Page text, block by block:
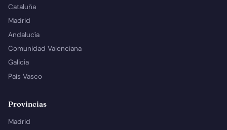
Cataluña
Madrid
Andalucía
Comunidad Valenciana
Galicia
País Vasco
Provincias
Madrid